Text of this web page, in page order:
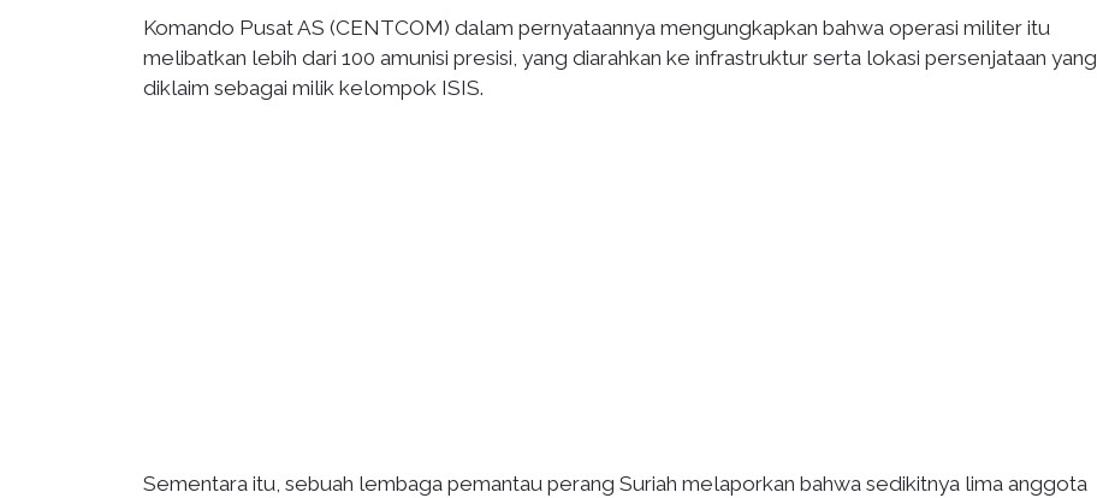
Komando Pusat AS (CENTCOM) dalam pernyataannya mengungkapkan bahwa operasi militer itu
melibatkan lebih dari 100 amunisi presisi, yang diarahkan ke infrastruktur serta lokasi persenjataan yang
diklaim sebagai milik kelompok ISIS.
Sementara itu, sebuah lembaga pemantau perang Suriah melaporkan bahwa sedikitnya lima anggota